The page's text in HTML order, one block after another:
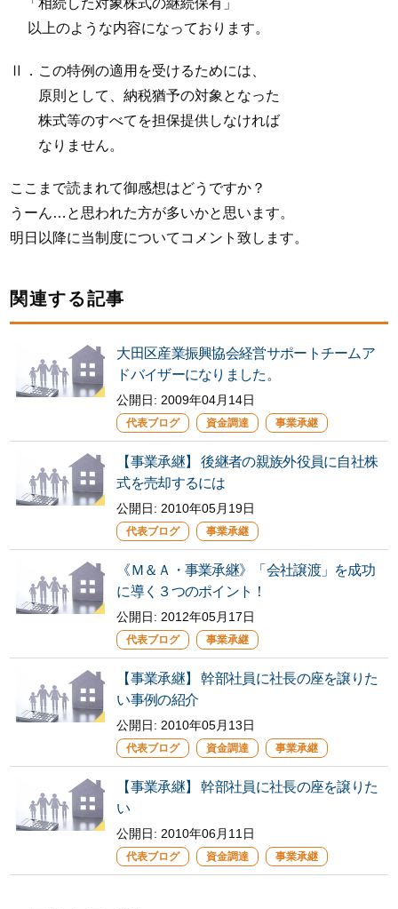
「相続した対象株式の継続保有」
以上のような内容になっております。
Ⅱ．この特例の適用を受けるためには、
原則として、納税猶予の対象となった
株式等のすべてを担保提供しなければ
なりません。
ここまで読まれて御感想はどうですか？
うーん…と思われた方が多いかと思います。
明日以降に当制度についてコメント致します。
関連する記事
大田区産業振興協会経営サポートチームア
ドバイザーになりました。
公開日: 2009年04月14日
代表ブログ 資金調達 事業承継
【事業承継】 後継者の親族外役員に自社株
式を売却するには
公開日: 2010年05月19日
代表ブログ 事業承継
《Ｍ＆Ａ・事業承継》「会社譲渡」を成功
に導く３つのポイント！
公開日: 2012年05月17日
代表ブログ 事業承継
【事業承継】 幹部社員に社長の座を譲りた
い事例の紹介
公開日: 2010年05月13日
代表ブログ 資金調達 事業承継
【事業承継】 幹部社員に社長の座を譲りた
い
公開日: 2010年06月11日
代表ブログ 資金調達 事業承継